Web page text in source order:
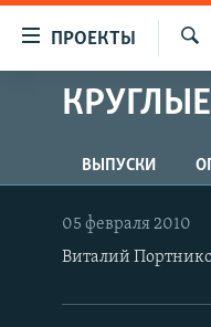
упрощенного
Вернуться
к
основному
содержанию
ПРОЕКТЫ
ПРОГРАММЫ
АВТОРСКИЕ ПРОЕКТЫ
ЦИТАТЫ СВОБОДЫ
МНЕНИЯ
КУЛЬТУРА
ВЫПУСКИ
05 февраля 2010
Виталий